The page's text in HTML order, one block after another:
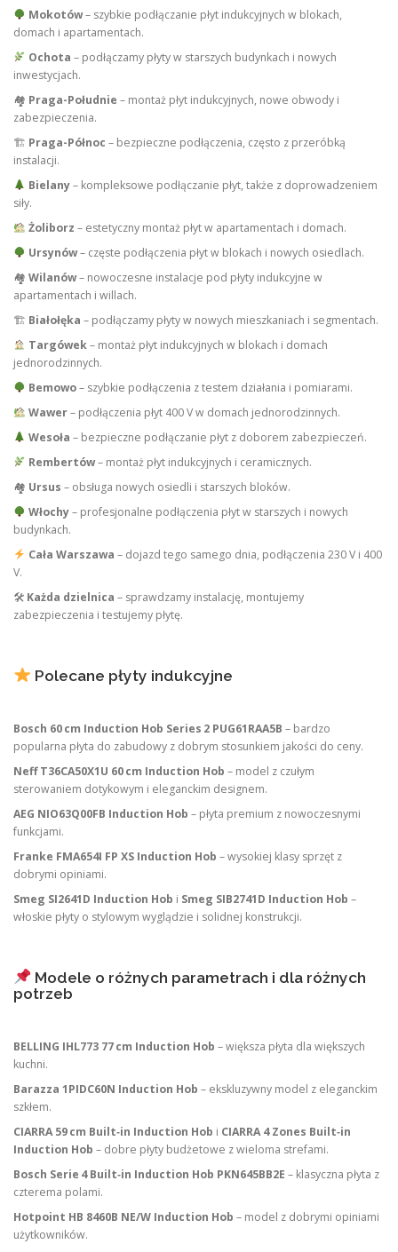
Mokotów– szybkie podłączanie płyt indukcyjnych w blokach,
domach i apartamentach.
Ochota – podłączamy płyty w starszych budynkach i nowych
inwestycjach.
🏘 Praga-Południe – montaż płyt indukcyjnych, nowe obwody i
zabezpieczenia.
🏗 Praga-Północ – bezpieczne podłączenia, często z przeróbką
instalacji.
Bielany– kompleksowe podłączanie płyt, także z doprowadzeniem
siły.
Żoliborz – estetyczny montaż płyt w apartamentach i domach.
Ursynów– częste podłączenia płyt w blokach i nowych osiedlach.
🏘 Wilanów– nowoczesne instalacje pod płyty indukcyjne w
apartamentach i willach.
🏗 Białołęka – podłączamy płyty w nowych mieszkaniach i segmentach.
Targówek– montaż płyt indukcyjnych w blokach i domach
jednorodzinnych.
Bemowo– szybkie podłączenia z testem działania i pomiarami.
Wawer– podłączenia płyt 400 V w domach jednorodzinnych.
Wesoła – bezpieczne podłączanie płyt z doborem zabezpieczeń.
Rembertów– montaż płyt indukcyjnych i ceramicznych.
🏘 Ursus – obsługa nowych osiedli i starszych bloków.
Włochy– profesjonalne podłączenia płyt w starszych i nowych
budynkach.
Cała Warszawa – dojazd tego samego dnia, podłączenia 230 V i 400
V.
🛠 Każda dzielnica – sprawdzamy instalację, montujemy
zabezpieczenia i testujemy płytę.
Polecane płyty indukcyjne
Bosch 60 cm Induction Hob Series 2 PUG61RAA5B – bardzo
popularna płyta do zabudowy z dobrym stosunkiem jakości do ceny.
Neff T36CA50X1U 60 cm Induction Hob – model z czułym
sterowaniem dotykowym i eleganckim designem.
AEG NIO63Q00FB Induction Hob – płyta premium z nowoczesnymi
funkcjami.
Franke FMA654I FP XS Induction Hob – wysokiej klasy sprzęt z
dobrymi opiniami.
Smeg SI2641D Induction Hob i Smeg SIB2741D Induction Hob –
włoskie płyty o stylowym wyglądzie i solidnej konstrukcji.
Modele o różnych parametrach i dla różnych
potrzeb
BELLING IHL773 77 cm Induction Hob – większa płyta dla większych
kuchni.
Barazza 1PIDC60N Induction Hob – ekskluzywny model z eleganckim
szkłem.
CIARRA 59 cm Built‑in Induction Hob i CIARRA 4 Zones Built‑in
Induction Hob – dobre płyty budżetowe z wieloma strefami.
Bosch Serie 4 Built‑in Induction Hob PKN645BB2E – klasyczna płyta z
czterema polami.
Hotpoint HB 8460B NE/W Induction Hob – model z dobrymi opiniami
użytkowników.